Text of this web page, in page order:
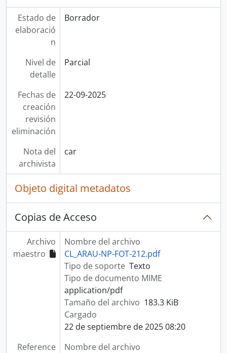
Estado de
elaboració
n
Borrador
Nivel de
detalle
Parcial
Fechas de
creación
revisión
eliminación
22-09-2025
Nota del
archivista
car
Objeto digital metadatos
Copias de Acceso
Archivo
maestro
Nombre del archivo
CL_ARAU-NP-FOT-212.pdf
Tipo de soporte Texto
Tipo de documento MIME
application/pdf
Tamaño del archivo 183.3 KiB
Cargado
22 de septiembre de 2025 08:20
Reference
Nombre del archivo